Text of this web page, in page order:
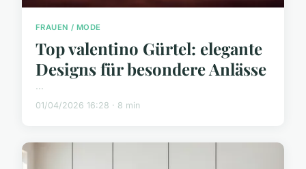
FRAUEN / MODE
Top valentino Gürtel: elegante
Designs für besondere Anlässe
...
01/04/2026 16:28 · 8 min